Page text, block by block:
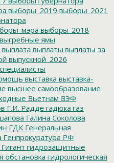
выборы_2019 выборы_2021
выборы-2018
выгребные ямы
выплата выплаты выплаты за
выпускной_2026
выставка выставка-
высшее самообразование
Вьетнам ВЭФ
Г.И. Радде гадюка газ
Галина Соколова
ГДК Генеральная
Генпрокуратура РФ
Гигант гидрозащитные
обстановка гидрологическая